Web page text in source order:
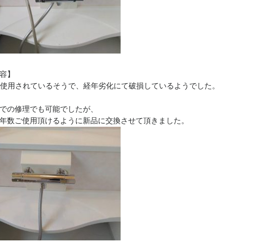
】
用されているそうで、経年劣化にて破損しているようでした。
の修理でも可能でしたが、
数ご使用頂けるように新品に交換させて頂きました。